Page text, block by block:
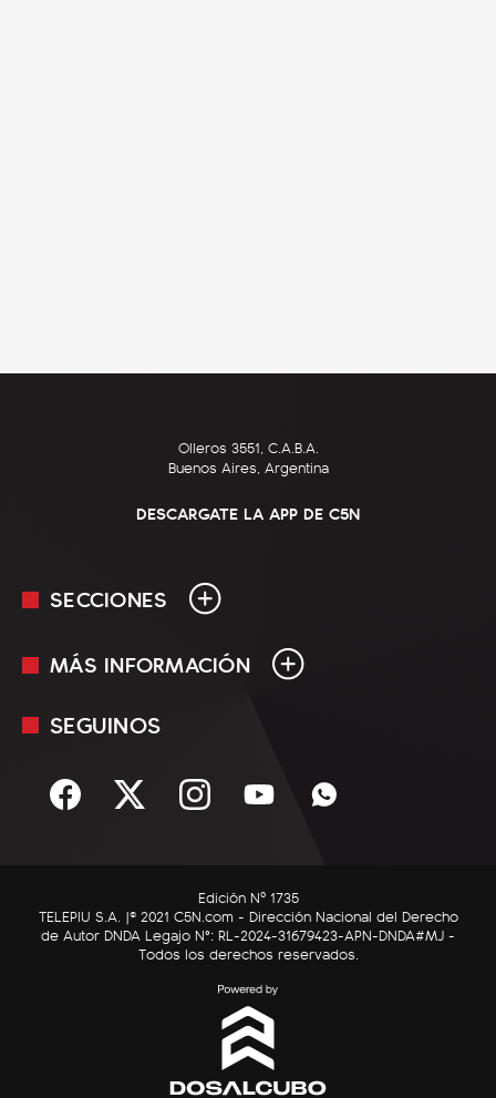
Olleros 3551, C.A.B.A.
Buenos Aires, Argentina
DESCARGATE LA APP DE C5N
SECCIONES
En Vivo
Sociedad
C5N Autos
RatingCero
MÁS INFORMACIÓN
Mediakit
Términos y condiciones
SEGUINOS
Edición Nº 1735
TELEPIU S.A. |© 2021 C5N.com - Dirección Nacional del Derecho
de Autor DNDA Legajo N°: RL-2024-31679423-APN-DNDA#MJ -
Todos los derechos reservados.